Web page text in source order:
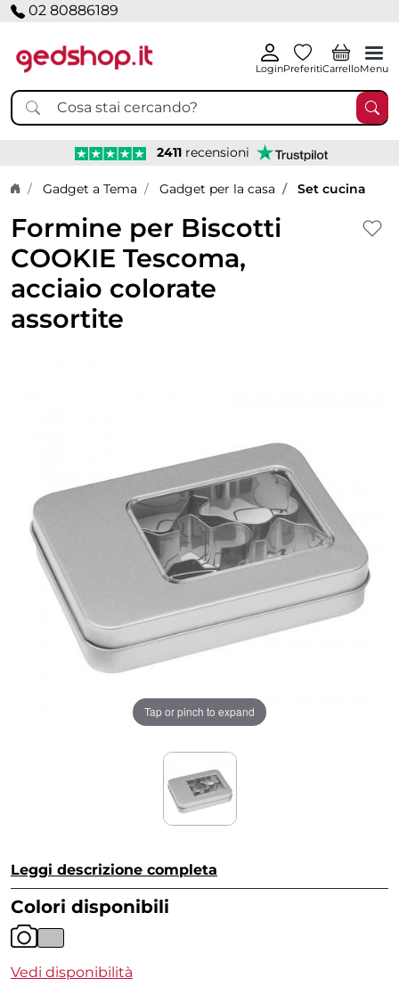
02 80886189
LoginPreferitiCarrelloMenu
2411 recensioni
Home page
Gadget a Tema Gadget per la casa Set cucina
Formine per Biscotti
COOKIE Tescoma,
acciaio colorate
assortite
Tap or pinch to expand
Leggi descrizione completa
Colori disponibili
Vedi disponibilità